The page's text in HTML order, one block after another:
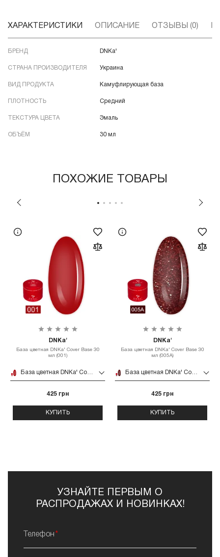
ХАРАКТЕРИСТИКИ ОПИСАНИЕ ОТЗЫВЫ (0)
БРЕНД DNKa'
СТРАНА ПРОИЗВОДИТЕЛЯ Украина
ВИД ПРОДУКТА Камуфлирующая база
ПЛОТНОСТЬ Средний
ТЕКСТУРА ЦВЕТА Эмаль
ОБЪЁМ 30 мл
ПОХОЖИЕ ТОВАРЫ
DNKa'
База цветная DNKa' Cover Base 30
мл (001)
База цветная DNKa' Cover Base 30 мл (001)
425 грн
КУПИТЬ
DNKa'
База цветная DNKa' Cover Base 30
мл (005A)
База цветная DNKa' Cover Base 30 мл (005A)
425 грн
КУПИТЬ
УЗНАЙТЕ ПЕРВЫМ О
РАСПРОДАЖАХ И НОВИНКАХ!
Телефон